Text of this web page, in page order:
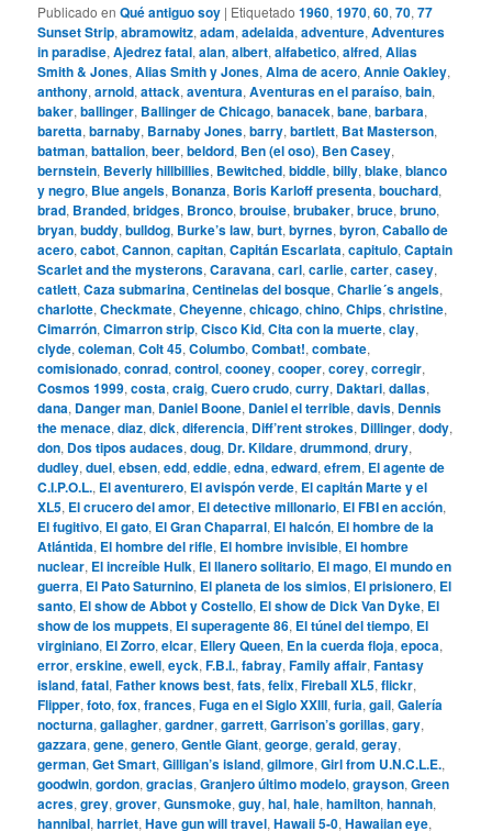
Publicado en Qué antiguo soy | Etiquetado 1960,1970,60,70,77
Sunset Strip,abramowitz,adam,adelaida,adventure,Adventures
in paradise,Ajedrez fatal,alan,albert,alfabetico,alfred,Alias
Smith & Jones,Alias Smith y Jones,Alma de acero,Annie Oakley,
anthony,arnold,attack,aventura,Aventuras en el paraíso,bain,
baker,ballinger, Ballinger de Chicago,banacek,bane,barbara,
baretta,barnaby, Barnaby Jones,barry,bartlett, Bat Masterson,
batman,battalion,beer,beldord, Ben (el oso), Ben Casey,
bernstein, Beverly hillbillies, Bewitched,biddle,billy,blake,blanco
y negro, Blue angels, Bonanza, Boris Karloff presenta,bouchard,
brad, Branded,bridges, Bronco,brouise,brubaker,bruce,bruno,
bryan,buddy,bulldog, Burke’s law,burt,byrnes,byron,Caballo de
acero,cabot,Cannon,capitan,Capitán Escarlata,capitulo,Captain
Scarlet and the mysterons,Caravana,carl,carlie,carter,casey,
catlett,Caza submarina,Centinelas del bosque,Charlie´s angels,
charlotte,Checkmate,Cheyenne,chicago,chino,Chips,christine,
Cimarrón,Cimarron strip,Cisco Kid,Cita con la muerte,clay,
clyde,coleman,Colt 45,Columbo,Combat!,combate,
comisionado,conrad,control,cooney,cooper,corey,corregir,
Cosmos 1999,costa,craig,Cuero crudo,curry, Daktari,dallas,
dana, Danger man, Daniel Boone, Daniel el terrible,davis, Dennis
the menace,diaz,dick,diferencia, Diff’rent strokes, Dillinger,dody,
don, Dos tipos audaces,doug, Dr. Kildare,drummond,drury,
dudley,duel,ebsen,edd,eddie,edna,edward,efrem, El agente de
C.I.P.O.L., El aventurero, El avispón verde, El capitán Marte y el
XL5, El crucero del amor, El detective millonario, El FBI en acción,
El fugitivo, El gato, El Gran Chaparral, El halcón, El hombre de la
Atlántida, El hombre del rifle, El hombre invisible, El hombre
nuclear, El increíble Hulk, El llanero solitario, El mago, El mundo en
guerra, El Pato Saturnino, El planeta de los simios, El prisionero, El
santo, El show de Abbot y Costello, El show de Dick Van Dyke, El
show de los muppets, El superagente 86, El túnel del tiempo, El
virginiano, El Zorro,elcar, Ellery Queen, En la cuerda floja,epoca,
error,erskine,ewell,eyck,F.B.I.,fabray,Family affair,Fantasy
island,fatal,Father knows best,fats,felix,Fireball XL5,flickr,
Flipper,foto,fox,frances,Fuga en el Siglo XXIII,furia,gail,Galería
nocturna,gallagher,gardner,garrett,Garrison’s gorillas,gary,
gazzara,gene,genero,Gentle Giant,george,gerald,geray,
german,Get Smart,Gilligan’s island,gilmore,Girl from U.N.C.L.E.,
goodwin,gordon,gracias,Granjero último modelo,grayson,Green
acres,grey,grover,Gunsmoke,guy,hal,hale,hamilton,hannah,
hannibal,harriet,Have gun will travel,Hawaii 5-0,Hawaiian eye,